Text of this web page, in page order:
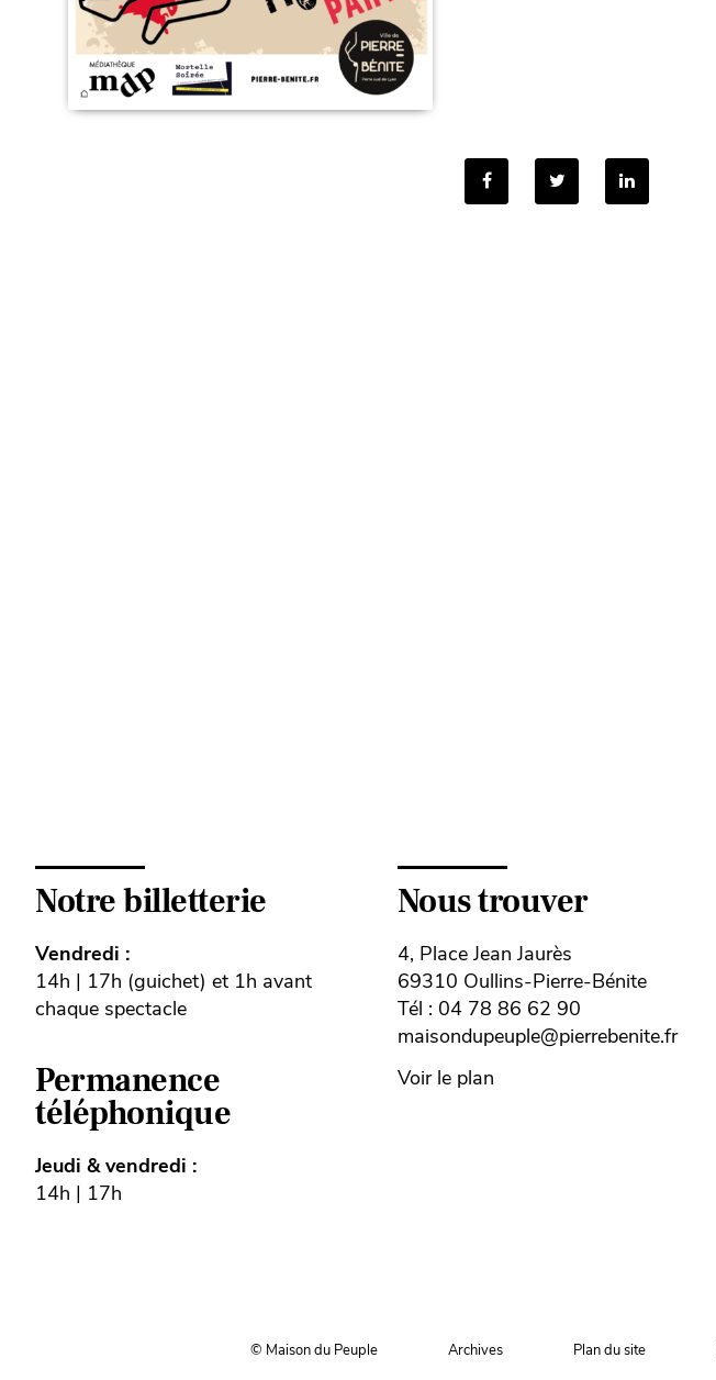
Notre billetterie
Vendredi :
14h | 17h (guichet) et 1h avant
chaque spectacle
Permanence
téléphonique
Jeudi & vendredi :
14h | 17h
Nous trouver
4, Place Jean Jaurès
69310 Oullins-Pierre-Bénite
Tél : 04 78 86 62 90
maisondupeuple@pierrebenite.fr
Voir le plan
© Maison du Peuple Archives Plan du site